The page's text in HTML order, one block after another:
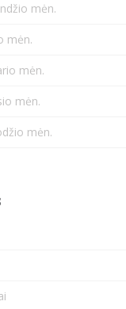
mėn.
mėn.
mėn.
mėn.
mėn.